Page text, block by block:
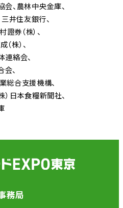
会 農林中央金庫
三井住友銀行
證券（株）
株）
連絡会
会
総合支援機構
株）日本食糧新聞社
務局